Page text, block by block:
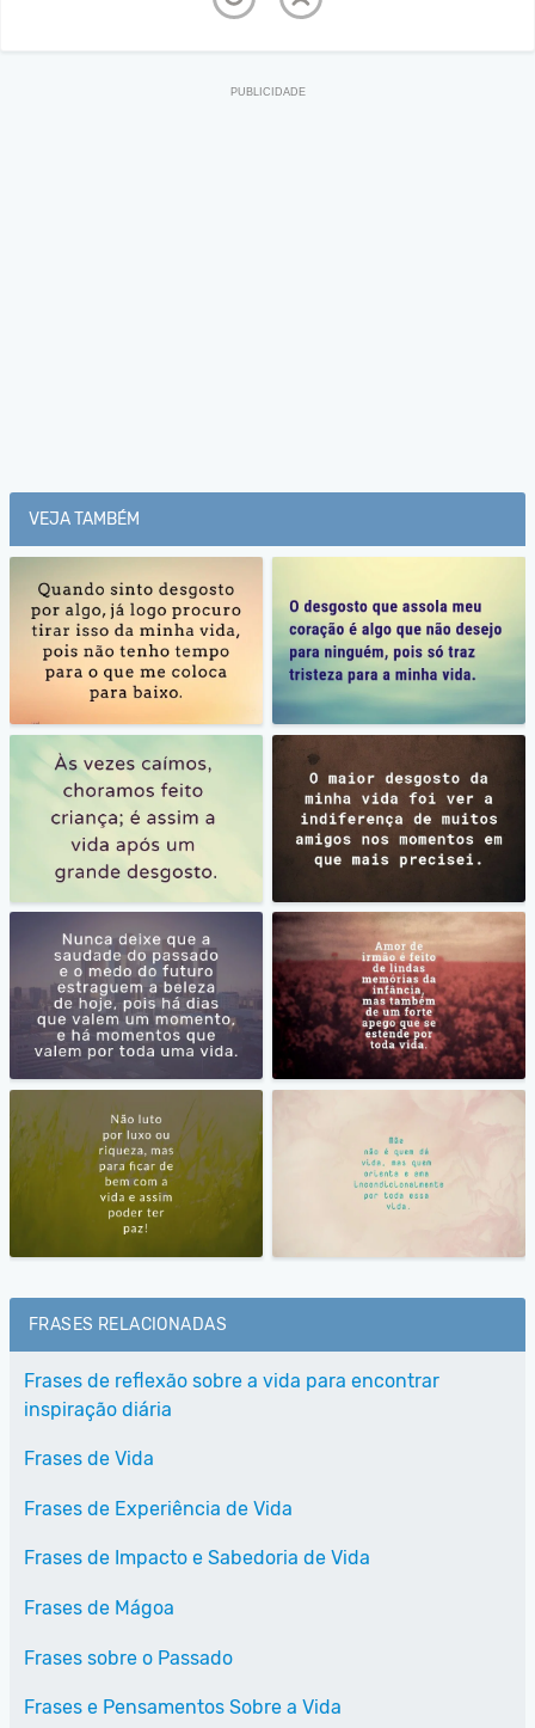
VEJA TAMBÉM
FRASES RELACIONADAS
Frases de reflexão sobre a vida para encontrar
inspiração diária
Frases de Vida
Frases de Experiência de Vida
Frases de Impacto e Sabedoria de Vida
Frases de Mágoa
Frases sobre o Passado
Frases e Pensamentos Sobre a Vida